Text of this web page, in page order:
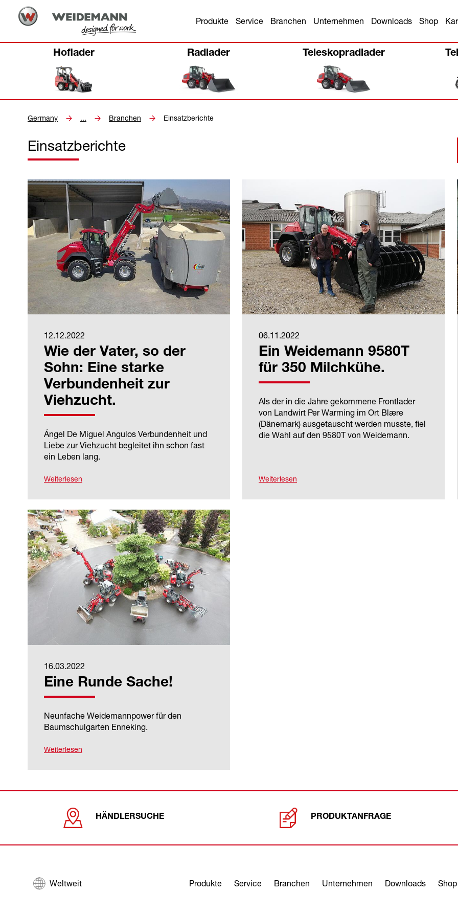
Produkte Service Branchen Unternehmen Downloads Shop
Hoflader Radlader Teleskopradlader
Germany ... Branchen Einsatzberichte
Einsatzberichte
12.12.2022
Wie der Vater, so der
Sohn: Eine starke
Verbundenheit zur
Viehzucht.
Ángel De Miguel Angulos Verbundenheit und
Liebe zur Viehzucht begleitet ihn schon fast
ein Leben lang.
Weiterlesen
06.11.2022
Ein Weidemann 9580T
für 350 Milchkühe.
Als der in die Jahre gekommene Frontlader
von Landwirt Per Warming im Ort Blære
(Dänemark) ausgetauscht werden musste, fiel
die Wahl auf den 9580T von Weidemann.
Weiterlesen
16.03.2022
Eine Runde Sache!
Neunfache Weidemannpower für den
Baumschulgarten Enneking.
Weiterlesen
HÄNDLERSUCHE PRODUKTANFRAGE
Weltweit Produkte Service Branchen Unternehmen Downloads Shop